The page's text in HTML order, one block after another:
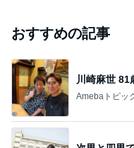
おすすめの記事
川崎麻世 81
Amebaトピッ